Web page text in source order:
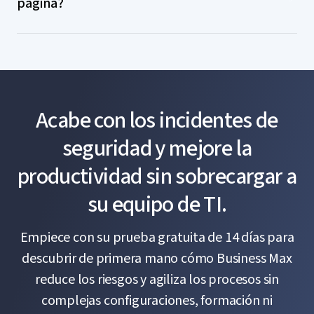
un número excesivo de licencias.
alerta, para evitar que se convierta en una amenaza.
visibilidad y control en segundo plano, además de
El coste del inicio de sesión único (SSO) y la gestión
Acabe con los incidentes de
seguridad y mejore la
productividad sin sobrecargar a
su equipo de TI.
Empiece con su prueba gratuita de 14 días para
descubrir de primera mano cómo Business Max
reduce los riesgos y agiliza los procesos sin
complejas configuraciones, formación ni